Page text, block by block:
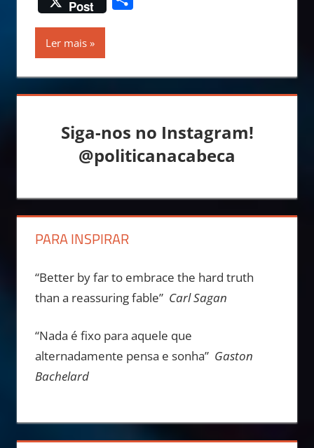
Post
Ler mais
Siga-nos no Instagram!
@politicanacabeca
PARA INSPIRAR
“Better by far to embrace the hard truth
than a reassuring fable” Carl Sagan
“Nada é fixo para aquele que
alternadamente pensa e sonha” Gaston
Bachelard